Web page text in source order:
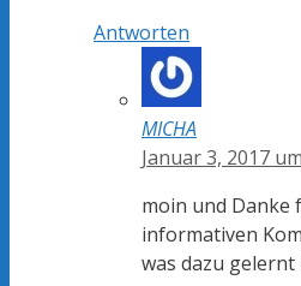
Antworten
MICHA
Januar 3, 2017
moin und Danke
informativen
was dazu gelernt